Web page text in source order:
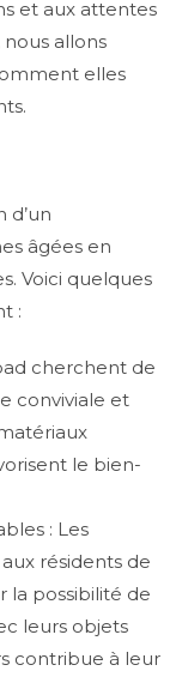
et aux attentes
allons
elles
d’un
âgées en
Voici quelques
:
cherchent de
conviviale et
le bien-
: Les
résidents de
la possibilité de
leurs objets
contribue à leur